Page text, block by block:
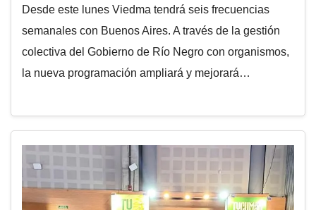
Desde este lunes Viedma tendrá seis frecuencias
semanales con Buenos Aires. A través de la gestión
colectiva del Gobierno de Río Negro con organismos,
la nueva programación ampliará y mejorará…